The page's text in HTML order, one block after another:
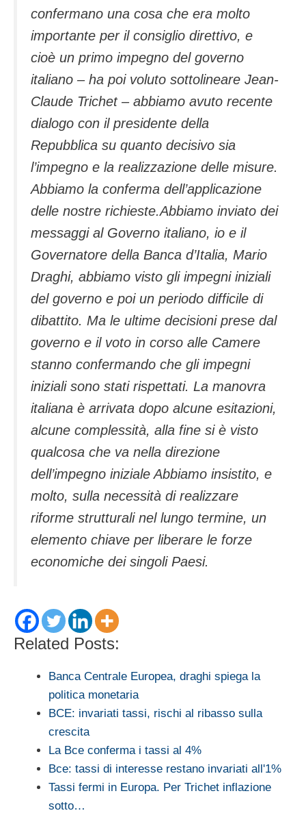
confermano una cosa che era molto
importante per il consiglio direttivo, e
cioè un primo impegno del governo
italiano – ha poi voluto sottolineare Jean-
Claude Trichet – abbiamo avuto recente
dialogo con il presidente della
Repubblica su quanto decisivo sia
l’impegno e la realizzazione delle misure.
Abbiamo la conferma dell’applicazione
delle nostre richieste.Abbiamo inviato dei
messaggi al Governo italiano, io e il
Governatore della Banca d’Italia, Mario
Draghi, abbiamo visto gli impegni iniziali
del governo e poi un periodo difficile di
dibattito. Ma le ultime decisioni prese dal
governo e il voto in corso alle Camere
stanno confermando che gli impegni
iniziali sono stati rispettati. La manovra
italiana è arrivata dopo alcune esitazioni,
alcune complessità, alla fine si è visto
qualcosa che va nella direzione
dell’impegno iniziale Abbiamo insistito, e
molto, sulla necessità di realizzare
riforme strutturali nel lungo termine, un
elemento chiave per liberare le forze
economiche dei singoli Paesi.
Related Posts:
Banca Centrale Europea, draghi spiega la
politica monetaria
BCE: invariati tassi, rischi al ribasso sulla
crescita
La Bce conferma i tassi al 4%
Bce: tassi di interesse restano invariati all'1%
Tassi fermi in Europa. Per Trichet inflazione
sotto…